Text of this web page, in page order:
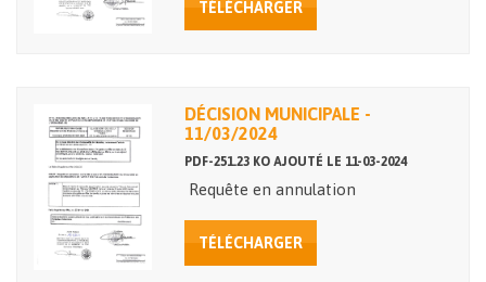
TÉLÉCHARGER
DÉCISION MUNICIPALE -
11/03/2024
PDF-251.23 KO AJOUTÉ LE 11-03-2024
Requête en annulation
TÉLÉCHARGER